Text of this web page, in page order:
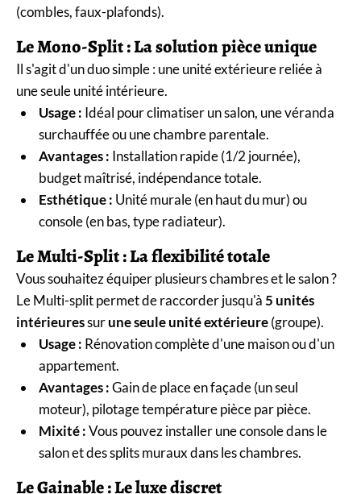
(combles, faux-plafonds).
Le Mono-Split : La solution pièce unique
Il s'agit d'un duo simple : une unité extérieure reliée à
une seule unité intérieure.
Usage : Idéal pour climatiser un salon, une véranda
surchauffée ou une chambre parentale.
Avantages : Installation rapide (1/2 journée),
budget maîtrisé, indépendance totale.
Esthétique : Unité murale (en haut du mur) ou
console (en bas, type radiateur).
Le Multi-Split : La flexibilité totale
Vous souhaitez équiper plusieurs chambres et le salon ?
Le Multi-split permet de raccorder jusqu'à5 unités
intérieuressurune seule unité extérieure(groupe).
Usage : Rénovation complète d'une maison ou d'un
appartement.
Avantages :Gain de place en façade (un seul
moteur), pilotage température pièce par pièce.
Mixité :Vous pouvez installer une console dans le
salon et des splits muraux dans les chambres.
Le Gainable : Le luxe discret